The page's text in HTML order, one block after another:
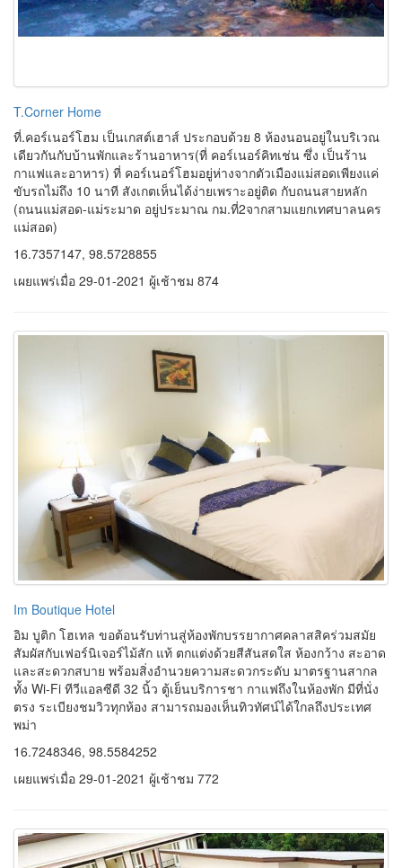
T.Corner Home
ที่.คอร์เนอร์โฮม เป็นเกสต์เฮาส์ ประกอบด้วย 8 ห้องนอนอยู่ในบริเวณ
เดียวกันกับบ้านพักและร้านอาหาร(ที่ คอร์เนอร์คิทเช่น ซึ่ง เป็นร้าน
กาแฟและอาหาร) ที่ คอร์เนอร์โฮมอยู่ห่างจากตัวเมืองแม่สอดเพียงแค่
ขับรถไม่ถึง 10 นาที สังเกตเห็นได้ง่ายเพราะอยู่ติด กับถนนสายหลัก
(ถนนแม่สอด-แม่ระมาด อยู่ประมาณ กม.ที่2จากสามแยกเทศบาลนคร
แม่สอด)
16.7357147, 98.5728855
เผยแพร่เมื่อ 29-01-2021 ผู้เช้าชม 874
Im Boutique Hotel
อิม บูติก โฮเทล ขอต้อนรับท่านสู่ห้องพักบรรยากาศคลาสสิคร่วมสมัย
สัมผัสกับเฟอร์นิเจอร์ไม้สัก แท้ ตกแต่งด้วยสีสันสดใส ห้องกว้าง สะอาด
และสะดวกสบาย พร้อมสิ่งอํานวยความสะดวกระดับ มาตรฐานสากล
ทั้ง Wi-Fi ทีวีแอลซีดี 32 นิ้ว ตู้เย็นบริการชา กาแฟถึงในห้องพัก มีที่นั่ง
ตรง ระเบียงชมวิวทุกห้อง สามารถมองเห็นทิวทัศน์ได้ใกลถึงประเทศ
พม่า
16.7248346, 98.5584252
เผยแพร่เมื่อ 29-01-2021 ผู้เช้าชม 772